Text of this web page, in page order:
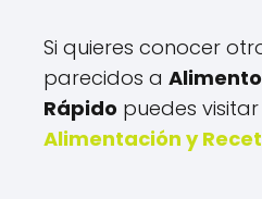
Si quieres conocer
parecidos a
Rápido puedes
Alimentación y